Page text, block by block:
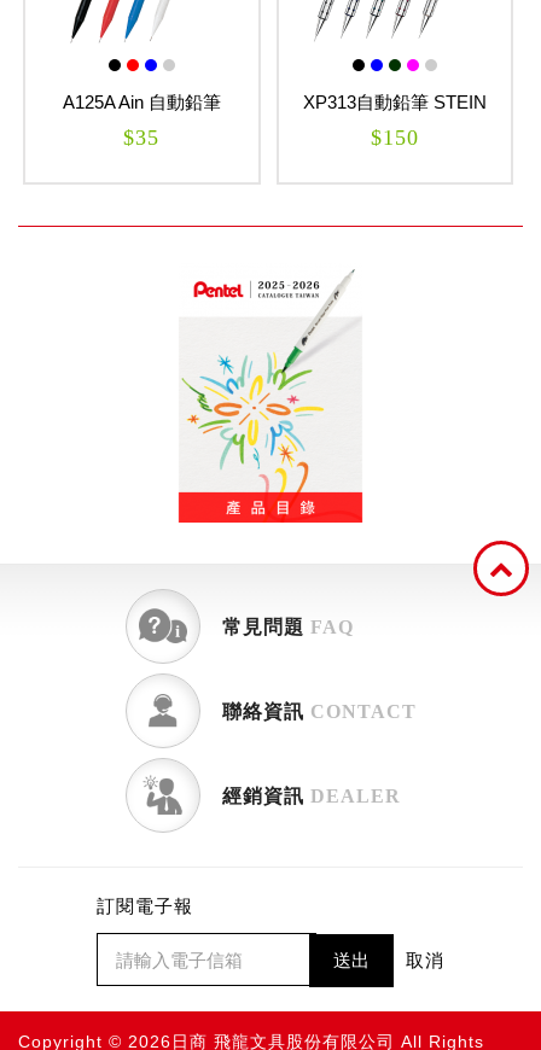
A125A Ain 自動鉛筆
$35
XP313自動鉛筆 STEIN
$150
常見問題 FAQ
聯絡資訊 CONTACT
經銷資訊 DEALER
訂閱電子報
送出 取消
Copyright © 2026日商 飛龍文具股份有限公司 All Rights